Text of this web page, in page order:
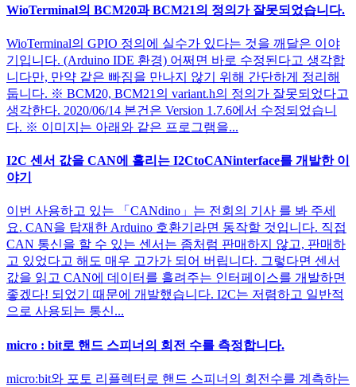
WioTerminal의 BCM20과 BCM21의 정의가 잘못되었습니다.
WioTerminal의 GPIO 정의에 실수가 있다는 것을 깨달은 이야
기입니다. (Arduino IDE 환경) 어쩌면 바로 수정된다고 생각합
니다만, 만약 같은 빠짐을 만나지 않기 위해 간단하게 정리해
둡니다. ※ BCM20, BCM21의 variant.h의 정의가 잘못되었다고
생각한다. 2020/06/14 본건은 Version 1.7.6에서 수정되었습니
다. ※ 이미지는 아래와 같은 프로그램을...
I2C 센서 값을 CAN에 흘리는 I2CtoCANinterface를 개발한 이
야기
이번 사용하고 있는 「CANdino」는 전회의 기사 를 봐 주세
요. CAN을 탑재한 Arduino 호환기라면 동작할 것입니다. 직접
CAN 통신을 할 수 있는 센서는 좀처럼 판매하지 않고, 판매하
고 있었다고 해도 매우 고가가 되어 버립니다. 그렇다면 센서
값을 읽고 CAN에 데이터를 흘려주는 인터페이스를 개발하면
좋겠다! 되었기 때문에 개발했습니다. I2C는 저렴하고 일반적
으로 사용되는 통신...
micro : bit로 핸드 스피너의 회전 수를 측정합니다.
micro:bit와 포토 리플렉터로 핸드 스피너의 회전수를 계측하는